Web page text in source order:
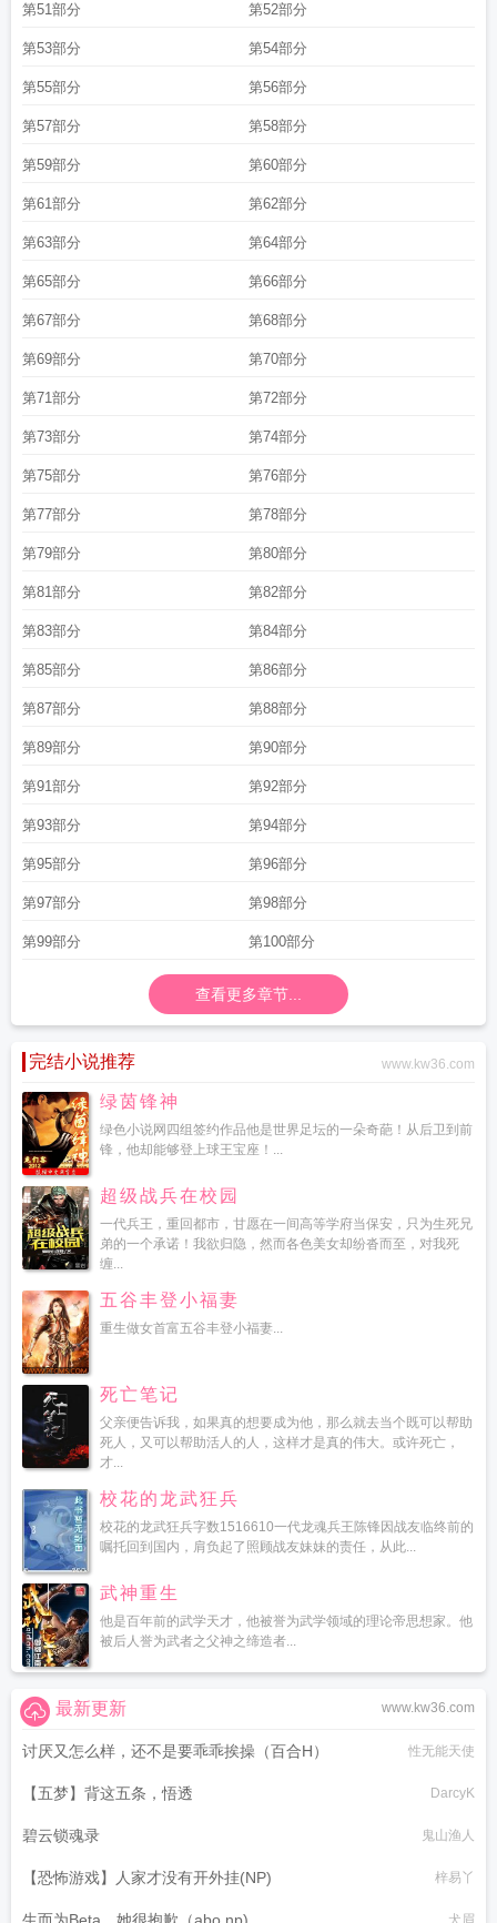
第51部分 第52部分
第53部分 第54部分
第55部分 第56部分
第57部分 第58部分
第59部分 第60部分
第61部分 第62部分
第63部分 第64部分
第65部分 第66部分
第67部分 第68部分
第69部分 第70部分
第71部分 第72部分
第73部分 第74部分
第75部分 第76部分
第77部分 第78部分
第79部分 第80部分
第81部分 第82部分
第83部分 第84部分
第85部分 第86部分
第87部分 第88部分
第89部分 第90部分
第91部分 第92部分
第93部分 第94部分
第95部分 第96部分
第97部分 第98部分
第99部分 第100部分
查看更多章节...
完结小说推荐 www.kw36.com
绿茵锋神
绿色小说网四组签约作品他是世界足坛的一朵奇葩！从后卫到前
锋，他却能够登上球王宝座！...
超级战兵在校园
一代兵王，重回都市，甘愿在一间高等学府当保安，只为生死兄
弟的一个承诺！我欲归隐，然而各色美女却纷沓而至，对我死
缠...
五谷丰登小福妻
重生做女首富五谷丰登小福妻...
死亡笔记
父亲便告诉我，如果真的想要成为他，那么就去当个既可以帮助
死人，又可以帮助活人的人，这样才是真的伟大。或许死亡，
才...
校花的龙武狂兵
校花的龙武狂兵字数1516610一代龙魂兵王陈锋因战友临终前的
嘱托回到国内，肩负起了照顾战友妹妹的责任，从此...
武神重生
他是百年前的武学天才，他被誉为武学领域的理论帝思想家。他
被后人誉为武者之父神之缔造者...
www.kw36.com
最新更新
讨厌又怎么样，还不是要乖乖挨操（百合H） 性无能天使
【五梦】背这五条，悟透 DarcyK
碧云锁魂录 鬼山渔人
【恐怖游戏】人家才没有开外挂(NP) 梓易丫
犬眉